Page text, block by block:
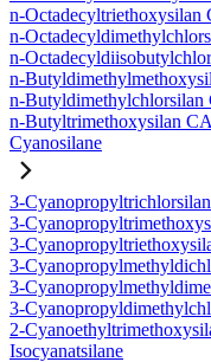
n-Octadecyltriethoxysilan
n-
n-
n-
n-Butyldimethylchlorsilan
n-Butyltrimethoxysilan
Cyanosilane
3-
3-
3-
3-
3-
3-
2-
Isocyanatsilane